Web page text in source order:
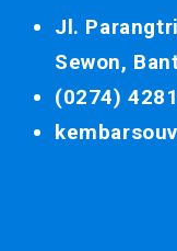
Jl.
Sewon,
(0274)